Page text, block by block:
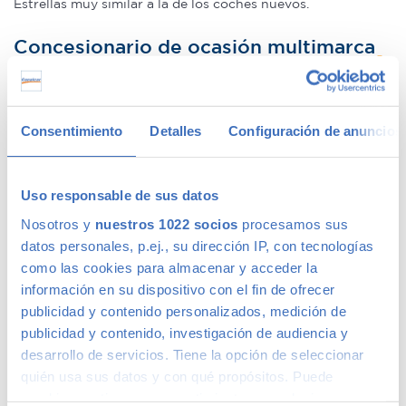
Consentimiento Detalles Configuración de anuncios
Uso responsable de sus datos
Nosotros y nuestros 1022 socios procesamos sus
datos personales, p.ej., su dirección IP, con tecnologías
como las cookies para almacenar y acceder la
información en su dispositivo con el fin de ofrecer
publicidad y contenido personalizados, medición de
publicidad y contenido, investigación de audiencia y
desarrollo de servicios. Tiene la opción de seleccionar
quién usa sus datos y con qué propósitos. Puede
Estrellas muy similar a la de los coches nuevos.
Concesionario de ocasión multimarca
En Canalcar, el concesionario de coches de ocasión más
grande de Madrid, disponemos de una gran variedad de
marcas y modelos. Encuentra el vehículo de segunda mano
que mejor se adapte a tus necesidades, con la mejor
aconsejamos.
Calidad Canalcar
Compra con total tranquilidad, sólo 1 de cada 4 coches